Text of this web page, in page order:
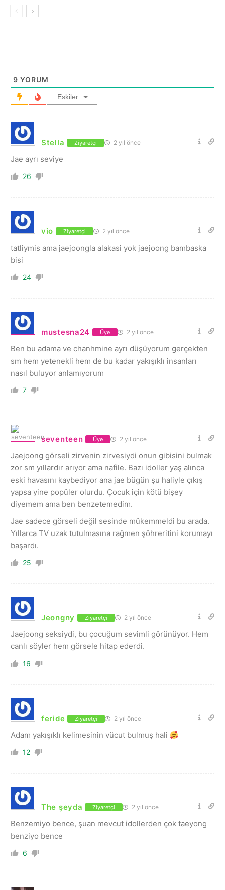
9 YORUM
Eskiler
Stella Ziyaretçi 2 yıl önce
Jae ayrı seviye
26
vio Ziyaretçi 2 yıl önce
tatliymis ama jaejoongla alakasi yok jaejoong bambaska
bisi
24
mustesna24 Üye 2 yıl önce
Ben bu adama ve chanhmine ayrı düşüyorum gerçekten
sm hem yetenekli hem de bu kadar yakışıklı insanları
nasıl buluyor anlamıyorum
7
seventeen Üye 2 yıl önce
Jaejoong görseli zirvenin zirvesiydi onun gibisini bulmak
zor sm yıllardır arıyor ama nafile. Bazı idoller yaş alınca
eski havasını kaybediyor ana jae bügün şu haliyle çıkış
yapsa yine popüler olurdu. Çocuk için kötü bişey
diyemem ama ben benzetemedim.
Jae sadece görseli değil sesinde mükemmeldi bu arada.
Yıllarca TV uzak tutulmasına rağmen şöhreritini korumayı
başardı.
25
Jeongny Ziyaretçi 2 yıl önce
Jaejoong seksiydi, bu çocuğum sevimli görünüyor. Hem
canlı söyler hem görsele hitap ederdi.
16
feride Ziyaretçi 2 yıl önce
Adam yakışıklı kelimesinin vücut bulmuş hali
12
The şeyda Ziyaretçi 2 yıl önce
Benzemiyo bence, şuan mevcut idollerden çok taeyong
benziyo bence
6